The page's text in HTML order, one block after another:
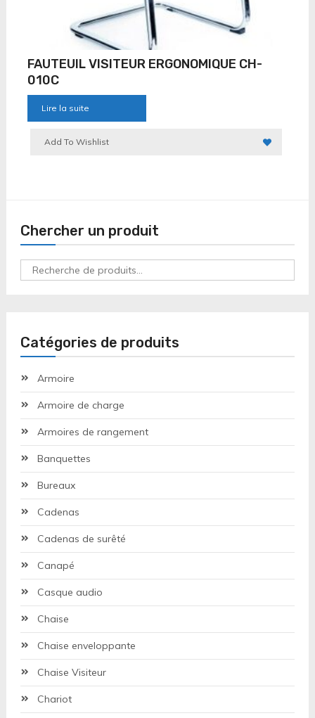
FAUTEUIL VISITEUR ERGONOMIQUE CH-
010C
Lire la suite
Add To Wishlist
Chercher un produit
Recherche
pour :
Catégories de produits
Armoire
Armoire de charge
Armoires de rangement
Banquettes
Bureaux
Cadenas
Cadenas de surêté
Canapé
Casque audio
Chaise
Chaise enveloppante
Chaise Visiteur
Chariot